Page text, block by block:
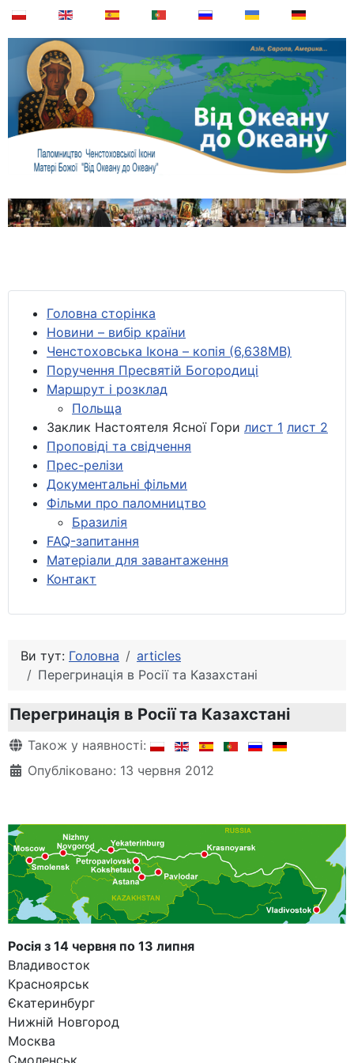
Головна сторінка
Новини – вибір країни
Ченстоховська Ікона – копія (6,638MB)
Поручення Пресвятій Богородиці
Маршрут і розклад
Польща
Заклик Настоятеля Ясної Гори лист 1 лист 2
Проповіді та свідчення
Прес-релізи
Документальні фільми
Фільми про паломництво
Бразилія
FAQ-запитання
Матеріали для завантаження
Контакт
Ви тут: Головна
articles
Перегринація в Росії та Казахстані
Перегринація в Росії та Казахстані
Деталі
Також у наявності:
Опубліковано: 13 червня 2012
Росія з 14 червня по 13 липня
Владивосток
Красноярськ
Єкатеринбург
Нижній Новгород
Москва